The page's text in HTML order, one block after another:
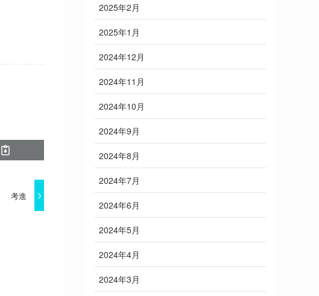
考進
2025年2月
2025年1月
2024年12月
2024年11月
2024年10月
2024年9月
2024年8月
2024年7月
2024年6月
2024年5月
2024年4月
2024年3月